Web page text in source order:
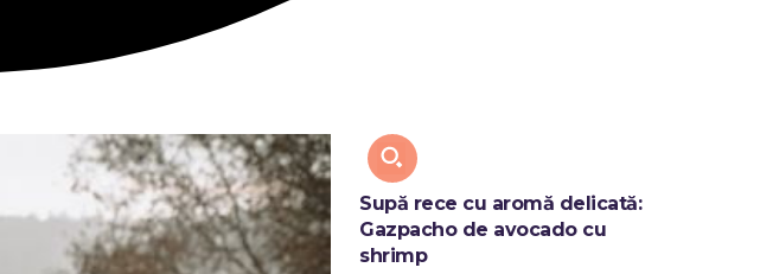
SANATATE / HOBBY TECH
Supă rece cu aromă delicată:
Gazpacho de avocado cu
shrimp